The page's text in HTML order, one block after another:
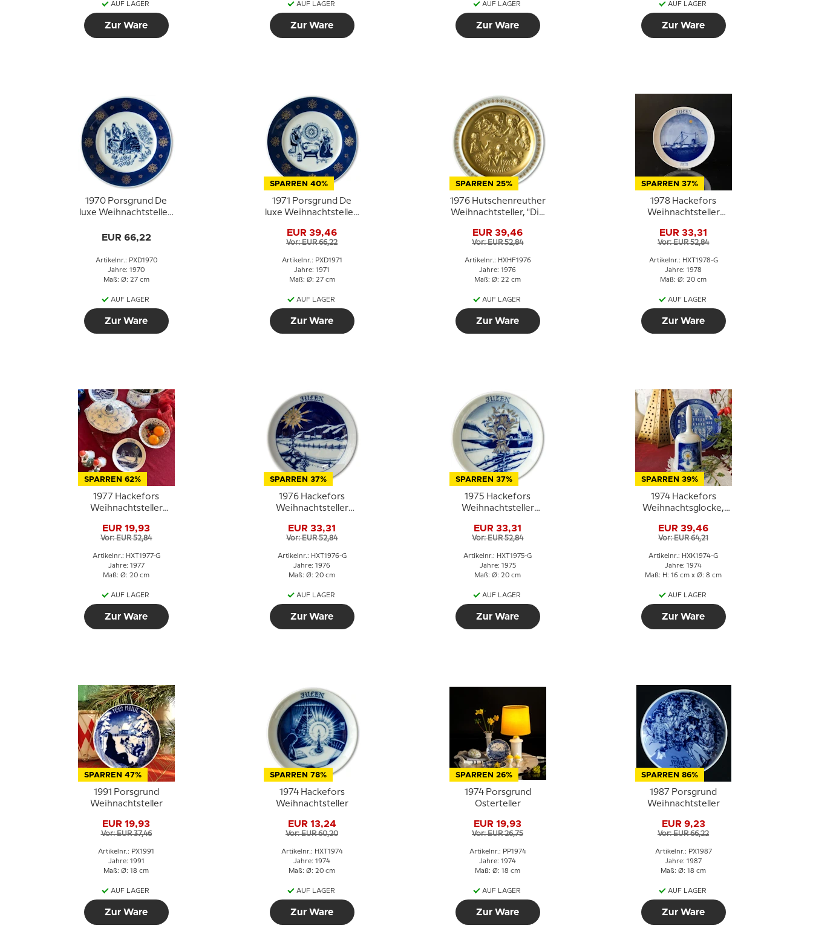
AUF LAGER
Zur Ware
AUF LAGER
Zur Ware
AUF LAGER
Zur Ware
AUF LAGER
Zur Ware
1970 Porsgrund De
luxe Weihnachtsteller,
Bethlehem
EUR 66,22
Artikelnr.: PXD1970
Jahre: 1970
Maß: Ø: 27 cm
AUF LAGER
Zur Ware
SPARREN 40%
1971 Porsgrund De
luxe Weihnachtsteller,
EUR 39,46
Vor: EUR 66,22
Artikelnr.: PXD1971
Jahre: 1971
Maß: Ø: 27 cm
AUF LAGER
Zur Ware
SPARREN 25%
1976 Hutschenreuther
Weihnachtsteller, "Die
Hirten von Bethehem
EUR 39,46
Vor: EUR 52,84
Artikelnr.: HXHF1976
Jahre: 1976
Maß: Ø: 22 cm
AUF LAGER
Zur Ware
SPARREN 37%
1978 Hackefors
Weihnachtsteller
EUR 33,31
Vor: EUR 52,84
Artikelnr.: HXT1978-G
Jahre: 1978
Maß: Ø: 20 cm
AUF LAGER
Zur Ware
SPARREN 62%
1977 Hackefors
Weihnachtsteller
EUR 19,93
Vor: EUR 52,84
Artikelnr.: HXT1977-G
Jahre: 1977
Maß: Ø: 20 cm
AUF LAGER
Zur Ware
SPARREN 37%
1976 Hackefors
Weihnachtsteller
EUR 33,31
Vor: EUR 52,84
Artikelnr.: HXT1976-G
Jahre: 1976
Maß: Ø: 20 cm
AUF LAGER
Zur Ware
SPARREN 37%
1975 Hackefors
Weihnachtsteller
EUR 33,31
Vor: EUR 52,84
Artikelnr.: HXT1975-G
Jahre: 1975
Maß: Ø: 20 cm
AUF LAGER
Zur Ware
SPARREN 39%
1974 Hackefors
Weihnachtsglocke,
Gold
EUR 39,46
Vor: EUR 64,21
Artikelnr.: HXK1974-G
Jahre: 1974
Maß: H: 16 cm x Ø: 8 cm
AUF LAGER
Zur Ware
SPARREN 47%
1991 Porsgrund
Weihnachtsteller
EUR 19,93
Vor: EUR 37,46
Artikelnr.: PX1991
Jahre: 1991
Maß: Ø: 18 cm
AUF LAGER
Zur Ware
SPARREN 78%
1974 Hackefors
Weihnachtsteller
EUR 13,24
Vor: EUR 60,20
Artikelnr.: HXT1974
Jahre: 1974
Maß: Ø: 20 cm
AUF LAGER
Zur Ware
SPARREN 26%
1974 Porsgrund
Osterteller
EUR 19,93
Vor: EUR 26,75
Artikelnr.: PP1974
Jahre: 1974
Maß: Ø: 18 cm
AUF LAGER
Zur Ware
SPARREN 86%
1987 Porsgrund
Weihnachtsteller
EUR 9,23
Vor: EUR 66,22
Artikelnr.: PX1987
Jahre: 1987
Maß: Ø: 18 cm
AUF LAGER
Zur Ware